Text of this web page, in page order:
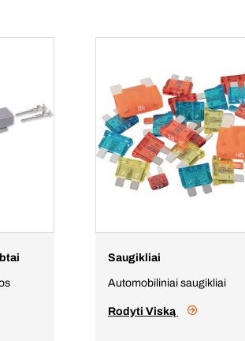
Saugikliai
Automobiliniai saugikliai
Rodyti Viską